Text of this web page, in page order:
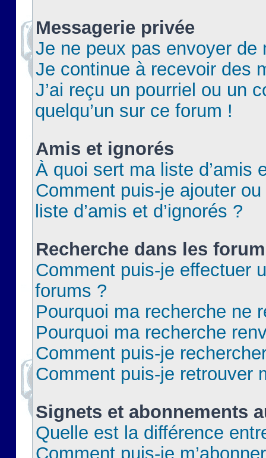
Messagerie privée
Je ne peux pas envoyer de
Je continue à recevoir des
J’ai reçu un pourriel ou un
quelqu’un sur ce forum !
Amis et ignorés
À quoi sert ma liste d’amis
Comment puis-je ajouter
liste d’amis et d’ignorés ?
Recherche dans les
Comment puis-je effectuer
forums ?
Pourquoi ma recherche ne
Pourquoi ma recherche
Comment puis-je
Comment puis-je retrouver
Signets et abonnements
Quelle est la différence
Comment puis-je